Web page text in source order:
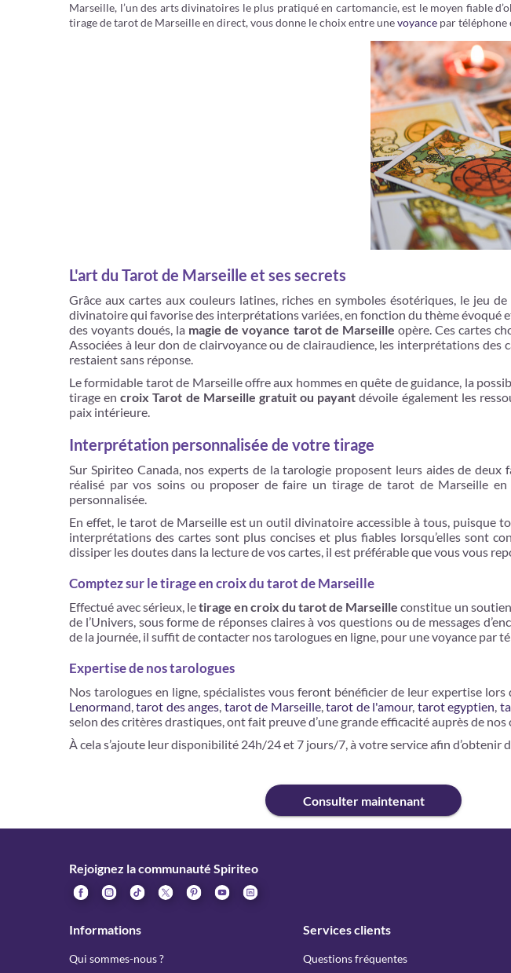
Marseille, l’un des arts divinatoires le plus pratiqué en cartomancie, est le moyen fiable
tirage de tarot de Marseille en direct, vous donne le choix entre unevoyance par téléphone
L'art du Tarot de Marseille et ses secrets
Grâce aux cartes aux couleurs latines, riches en symboles ésotériques, le jeu
divinatoire qui favorise des interprétations variées, en fonction du thème évoqué
des voyants doués, la magie de voyance tarot de Marseille opère. Ces cartes
Associées à leur don de clairvoyance ou de clairaudience, les interprétations
restaient sans réponse.
Le formidable tarot de Marseille offre aux hommes en quête de guidance, la
tirage encroix Tarot de Marseille gratuit ou payant dévoile également les
paix intérieure.
Interprétation personnalisée de votre tirage
Sur Spiriteo Canada, nos experts de la tarologie proposent leurs aides de
réalisé par vos soins ou proposer de faire un tirage de tarot de Marseille
personnalisée.
En effet, le tarot de Marseille est un outil divinatoire accessible à tous, puisque
interprétations des cartes sont plus concises et plus fiables lorsqu’elles sont
dissiper les doutes dans la lecture de vos cartes, il est préférable que vous vous
Comptez sur le tirage en croix du tarot de Marseille
Effectué avec sérieux, letirage en croix du tarot de Marseille constitue un
de l’Univers, sous forme de réponses claires à vos questions ou de messages
de la journée, il suffit de contacter nos tarologues en ligne, pour une voyance par
Expertise de nos tarologues
Nos tarologues en ligne, spécialistes vous feront bénéficier de leur expertise
Lenormand,tarot des anges, tarot de Marseille,tarot de l'amour, tarot egyptien,
selon des critères drastiques, ont fait preuve d’une grande efficacité auprès de
À cela s’ajoute leur disponibilité 24h/24 et 7 jours/7, à votre service afin
Consulter maintenant
Rejoignez la communauté Spiriteo
Informations
Qui sommes-nous ?
Services clients
Questions fréquentes